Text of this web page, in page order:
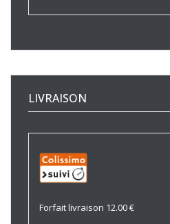
LIVRAISON
Forfait livraison 12.00 €